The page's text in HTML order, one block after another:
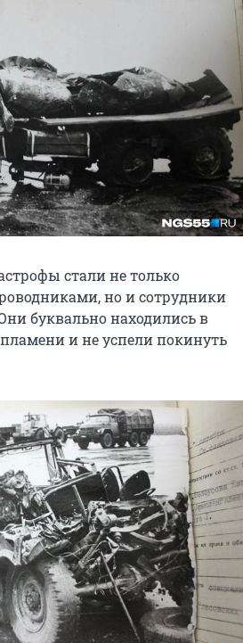
стали не только
но и сотрудники
буквально находились в
и не успели покинуть